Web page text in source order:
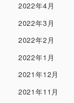
2022年4月
2022年3月
2022年2月
2022年1月
2021年12月
2021年11月